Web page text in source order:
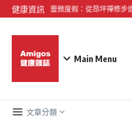
Skip to content
健康資訊
《大嶼山心靈微度假：從昂坪禪修步道
Main Menu
文章分類